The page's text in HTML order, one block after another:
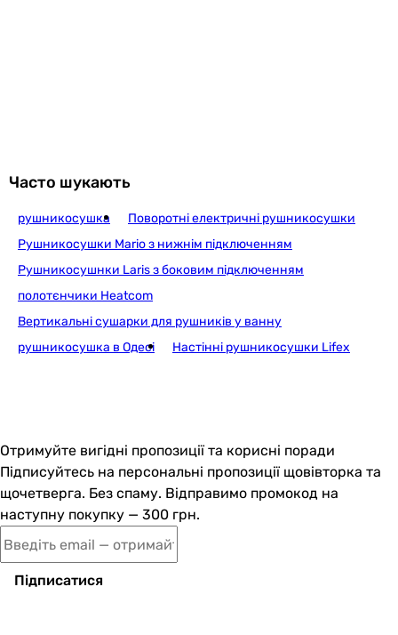
Часто шукають
рушникосушка
Поворотні електричні рушникосушки
Рушникосушки Mario з нижнім підключенням
Рушникосушнки Laris з боковим підключенням
полотєнчики Heatcom
Вертикальні сушарки для рушників у ванну
рушникосушка в Одесі
Настінні рушникосушки Lifex
Отримуйте вигідні пропозиції та корисні поради
Підписуйтесь на персональні пропозиції щовівторка та
щочетверга. Без спаму. Відправимо промокод на
наступну покупку — 300 грн.
Підписатися